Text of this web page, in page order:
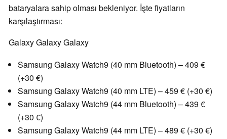
bataryalara sahip olması bekleniyor. İşte fiyatların
karşılaştırması:
Galaxy Galaxy Galaxy
Samsung Galaxy Watch9 (40 mm Bluetooth) – 409 €
(+30 €)
Samsung Galaxy Watch9 (40 mm LTE) – 459 € (+30 €)
Samsung Galaxy Watch9 (44 mm Bluetooth) – 439 €
(+30 €)
Samsung Galaxy Watch9 (44 mm LTE) – 489 € (+30 €)